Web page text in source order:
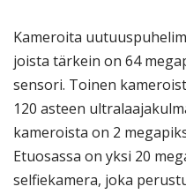
Kameroita
joista tärkein on 64
sensori. Toinen
120 asteen
kameroista on 2
Etuosassa on yksi 20
selfiekamera, joka